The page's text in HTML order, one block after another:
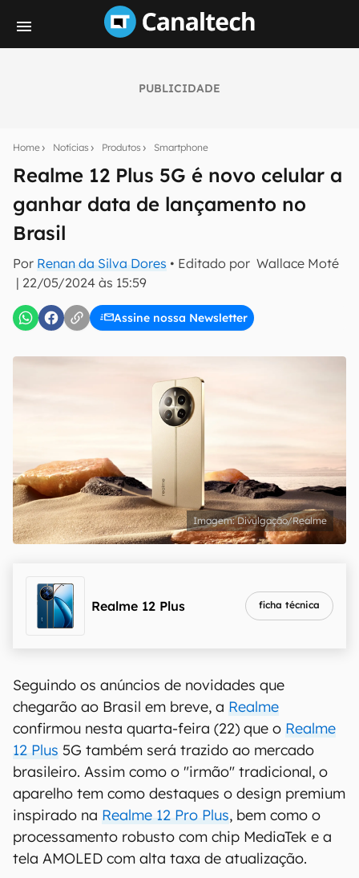
PUBLICIDADE
Home Notícias Produtos Smartphone
Realme 12 Plus 5G é novo celular a
ganhar data de lançamento no
Brasil
Por Renan da Silva Dores • Editado por Wallace Moté
| 22/05/2024 às 15:59
Assine nossa Newsletter
notícias e reviews sobre tecnologia em primeira
mão.
E-mail
inscreva-se
Confirmo que li, aceito e concordo com os Termos de
Uso e Política de Privacidade do Canaltech.
Divulgação/Realme
Realme 12 Plus ficha técnica
Seguindo os anúncios de novidades que
chegarão ao Brasil em breve, a Realme
confirmou nesta quarta-feira (22) que o Realme
12 Plus 5G também será trazido ao mercado
brasileiro. Assim como o "irmão" tradicional, o
aparelho tem como destaques o design premium
inspirado na Realme 12 Pro Plus, bem como o
processamento robusto com chip MediaTek e a
tela AMOLED com alta taxa de atualização.